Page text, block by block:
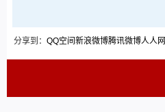
分享到： QQ空间 新浪微博腾讯微博人人网